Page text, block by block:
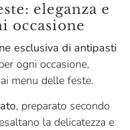
eleganza e
occasione
esclusiva di antipasti
ogni occasione,
menu delle feste.
, preparato secondo
la delicatezza e